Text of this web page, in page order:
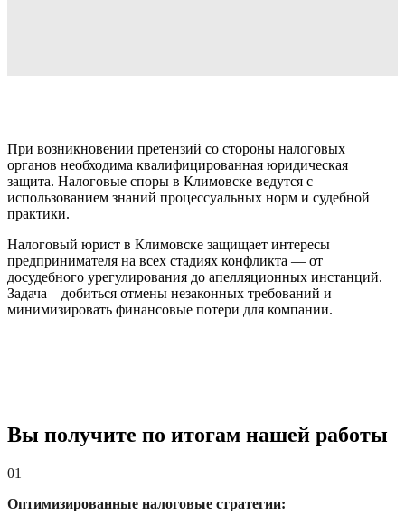
При возникновении претензий со стороны налоговых
органов необходима квалифицированная юридическая
защита. Налоговые споры в Климовске ведутся с
использованием знаний процессуальных норм и судебной
практики.
Налоговый юрист в Климовске защищает интересы
предпринимателя на всех стадиях конфликта — от
досудебного урегулирования до апелляционных инстанций.
Задача – добиться отмены незаконных требований и
минимизировать финансовые потери для компании.
Вы получите по итогам нашей работы
01
Оптимизированные налоговые стратегии: